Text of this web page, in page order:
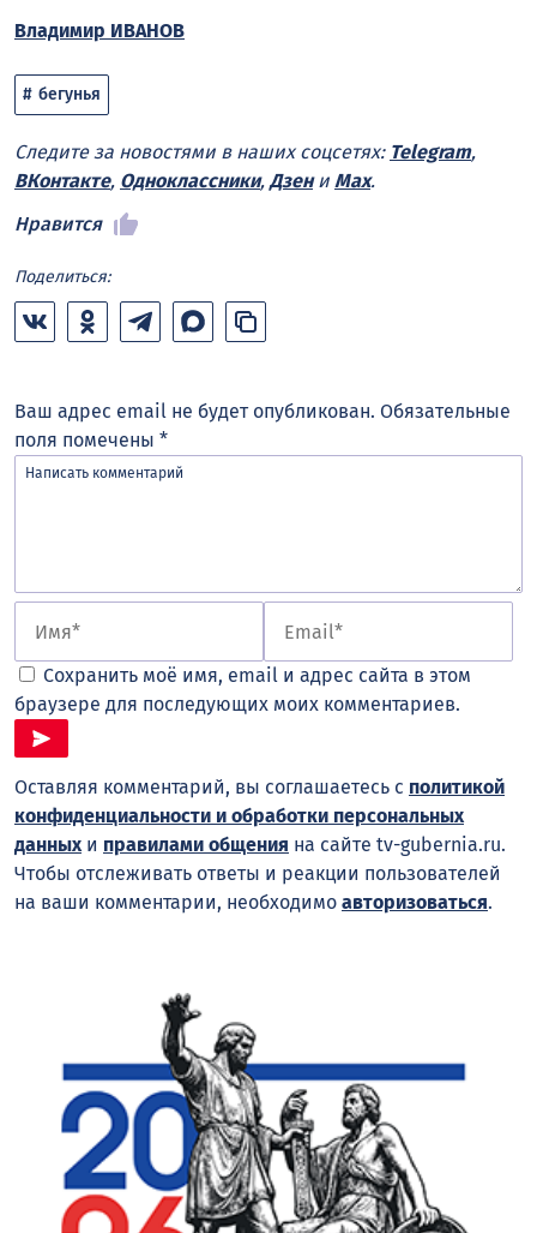
Владимир ИВАНОВ
бегунья
Следите за новостями в наших соцсетях: Telegram,
ВКонтакте, Одноклассники, Дзени Max.
Нравится
Поделиться:
Ваш адрес email не будет опубликован. Обязательные
поля помечены *
Сохранить моё имя, email и адрес сайта в этом
браузере для последующих моих комментариев.
Оставляя комментарий, вы соглашаетесь с политикой
конфиденциальности и обработки персональных
данныхи правилами общения на сайте tv-gubernia.ru.
Чтобы отслеживать ответы и реакции пользователей
на ваши комментарии, необходимо авторизоваться.